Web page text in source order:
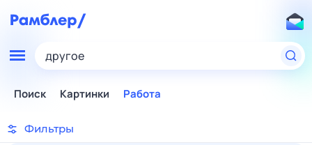
другое
Поиск Картинки Работа
Фильтры